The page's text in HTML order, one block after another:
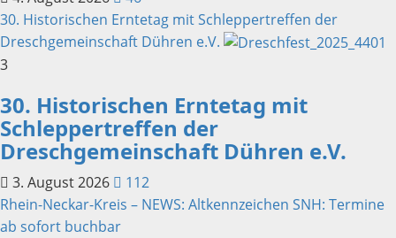
30. Historischen Erntetag mit Schleppertreffen der
Dreschgemeinschaft Dühren e.V.
3
30. Historischen Erntetag mit
Schleppertreffen der
Dreschgemeinschaft Dühren e.V.
3. August 2026
112
Rhein-Neckar-Kreis – NEWS: Altkennzeichen SNH: Termine
ab sofort buchbar